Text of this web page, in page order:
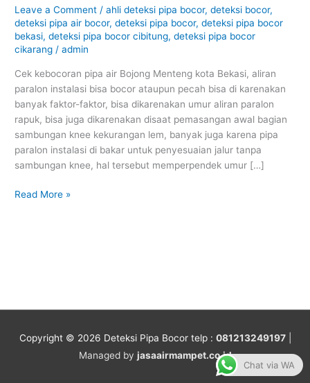
Leave a Comment /ahli deteksi pipa bocor,deteksi bocor,
deteksi pipa air bocor,deteksi pipa bocor,deteksi pipa bocor
bekasi,deteksi pipa bocor cibitung,deteksi pipa bocor
cikarang /admin
Cek kebocoran pipa air Bojong Menteng kota Bekasi, aliran
paralon instalasi bisa bocor ataupun pecah bisa di karenakan
banyak faktor-faktor, bisa dikarenakan umur aliran paralon
rapuk, bisa juga dikarenakan disaat pemasangan awal bagian
sambungan knee kekurangan lem, banyak juga karena pipa
paralon instalasi di bakar untuk penyesuaian jalur tanpa
sambungan knee, hal tersebut memperpendek umur […]
air
Bojong
Menteng
kota
Read More »
Copyright © 2026 Deteksi Pipa Bocortelp : 081213249197|
Managed by jasaairmampet.co.id
Chat via WA